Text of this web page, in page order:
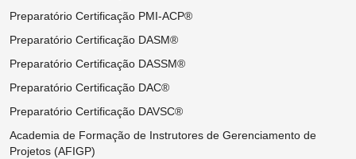
Preparatório Certificação PMI-ACP®
Preparatório Certificação DASM®
Preparatório Certificação DASSM®
Preparatório Certificação DAC®
Preparatório Certificação DAVSC®
Academia de Formação de Instrutores de Gerenciamento de
Projetos (AFIGP)